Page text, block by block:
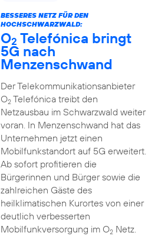
BESSERES NETZ FÜR DEN
HOCHSCHWARZWALD:
O2 Telefónica bringt
5G nach
Menzenschwand
Der Telekommunikationsanbieter
O2Telefónica treibt den
Netzausbau im Schwarzwald weiter
voran. In Menzenschwand hat das
Unternehmen jetzt einen
Mobilfunkstandort auf 5G erweitert.
Ab sofort profitieren die
Bürgerinnen und Bürger sowie die
zahlreichen Gäste des
heilklimatischen Kurortes von einer
deutlich verbesserten
Mobilfunkversorgung im O2Netz.